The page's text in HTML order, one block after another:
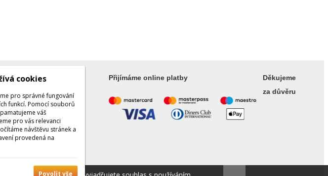
nás
608 141 224
- 16:00
Přijímáme online platby
Děkujeme
za důvěru
cookies
pro správné fungování
funkcí. Pomocí souborů
váš
pro vás relevanci
návštěvu stránek a
provedená na
Povolit vše